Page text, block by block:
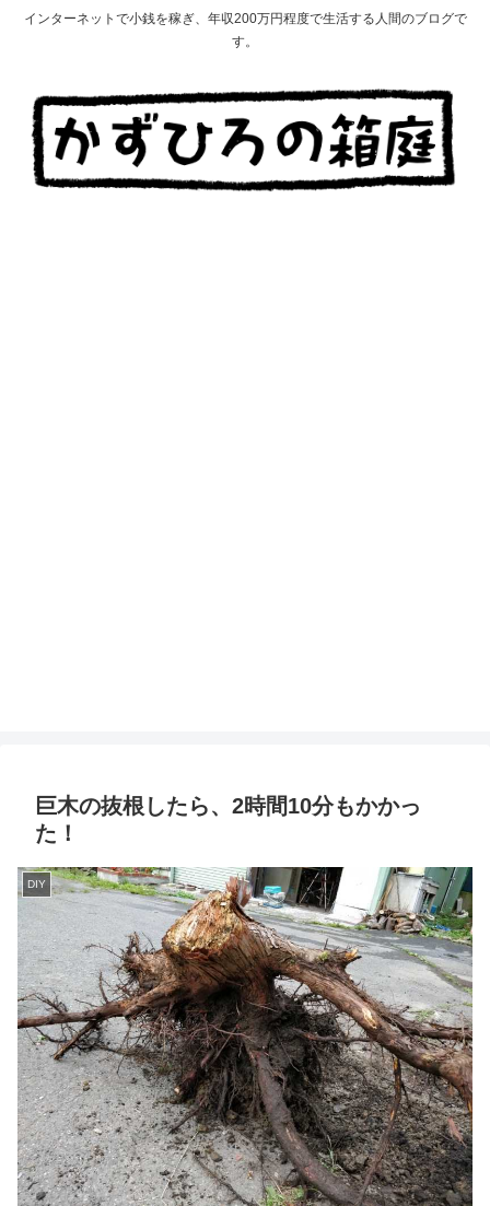
インターネットで小銭を稼ぎ、年収200万円程度で生活する人間のブログで
す。
巨木の抜根したら、2時間10分もかかっ
た！
DIY